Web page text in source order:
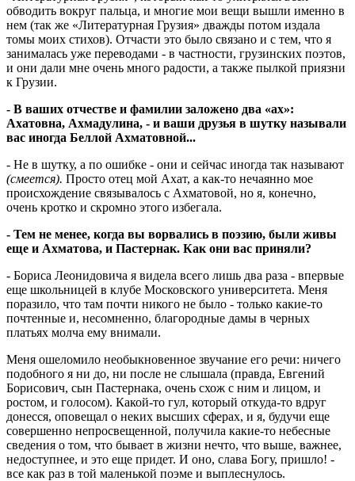
обводить вокруг пальца, и многие мои вещи вышли именно в
нем (так же «Литературная Грузия» дважды потом издала
томы моих стихов). Отчасти это было связано и с тем, что я
занималась уже переводами - в частности, грузинских поэтов,
и они дали мне очень много радости, а также пылкой приязни
к Грузии.
- В ваших отчестве и фамилии заложено два «ах»:
Ахатовна, Ахмадулина, - и ваши друзья в шутку называли
вас иногда Беллой Ахматовной...
- Не в шутку, а по ошибке - они и сейчас иногда так называют
(смеется). Просто отец мой Ахат, а как-то нечаянно мое
происхождение связывалось с Ахматовой, но я, конечно,
очень кротко и скромно этого избегала.
- Тем не менее, когда вы ворвались в поэзию, были живы
еще и Ахматова, и Пастернак. Как они вас приняли?
- Бориса Леонидовича я видела всего лишь два раза - впервые
еще школьницей в клубе Московского университета. Меня
поразило, что там почти никого не было - только какие-то
почтенные и, несомненно, благородные дамы в черных
платьях молча ему внимали.
Меня ошеломило необыкновенное звучание его речи: ничего
подобного я ни до, ни после не слышала (правда, Евгений
Борисович, сын Пастернака, очень схож с ним и лицом, и
ростом, и голосом). Какой-то гул, который откуда-то вдруг
донесся, оповещал о неких высших сферах, и я, будучи еще
совершенно непросвещенной, получила какие-то небесные
сведения о том, что бывает в жизни нечто, что выше, важнее,
недоступнее, и это еще придет. И оно, слава Богу, пришло! -
все как раз в той маленькой поэме и выплеснулось.